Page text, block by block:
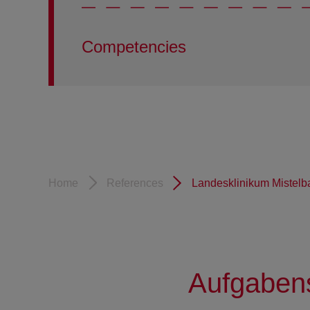
Competencies
Home References Landesklinikum